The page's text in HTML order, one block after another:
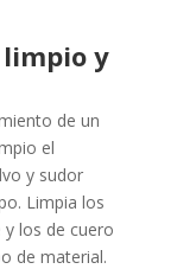
y
de un
el
y sudor
Limpia los
los de cuero
de material.